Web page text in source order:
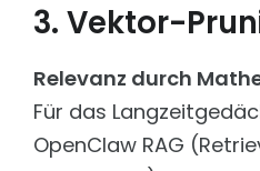
3. Vektor-
Relevanz durch
Für das
OpenClaw RAG